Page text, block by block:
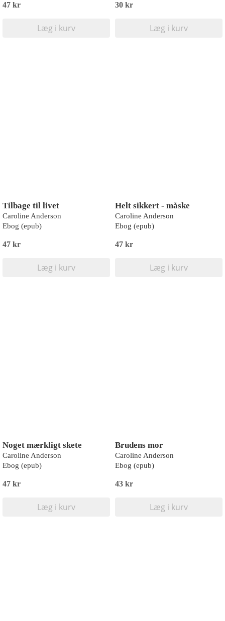
47 kr
Læg i kurv
30 kr
Læg i kurv
Tilbage til livet
Caroline Anderson
Ebog (epub)
47 kr
Læg i kurv
Helt sikkert - måske
Caroline Anderson
Ebog (epub)
47 kr
Læg i kurv
Noget mærkligt skete
Caroline Anderson
Ebog (epub)
47 kr
Læg i kurv
Brudens mor
Caroline Anderson
Ebog (epub)
43 kr
Læg i kurv